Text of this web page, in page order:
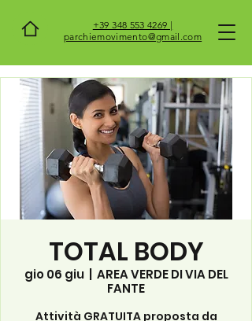
+39 348 553 4269 |
parchiemovimento@gmail.com
TOTAL BODY
gio 06 giu
  |
AREA VERDE DI VIA DEL
FANTE
Attività GRATUITA proposta da